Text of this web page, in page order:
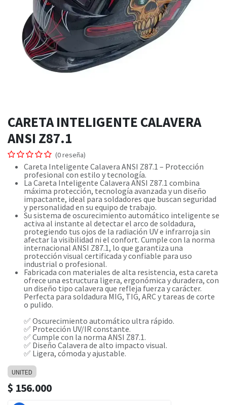
CARETA INTELIGENTE CALAVERA
ANSI Z87.1
(0 reseña)
Careta Inteligente Calavera ANSI Z87.1 – Protección
profesional con estilo y tecnología.
La Careta Inteligente Calavera ANSI Z87.1 combina
máxima protección, tecnología avanzada y un diseño
impactante, ideal para soldadores que buscan seguridad
y personalidad en su equipo de trabajo.
Su sistema de oscurecimiento automático inteligente se
activa al instante al detectar el arco de soldadura,
protegiendo tus ojos de la radiación UV e infrarroja sin
afectar la visibilidad ni el confort. Cumple con la norma
internacional ANSI Z87.1, lo que garantiza una
protección visual certificada y confiable para uso
industrial o profesional.
Fabricada con materiales de alta resistencia, esta careta
ofrece una estructura ligera, ergonómica y duradera, con
un diseño tipo calavera que refleja fuerza y carácter.
Perfecta para soldadura MIG, TIG, ARC y tareas de corte
o pulido.
✅ Oscurecimiento automático ultra rápido.
✅ Protección UV/IR constante.
✅ Cumple con la norma ANSI Z87.1.
✅ Diseño Calavera de alto impacto visual.
✅ Ligera, cómoda y ajustable.
UNITED
$ 156.000